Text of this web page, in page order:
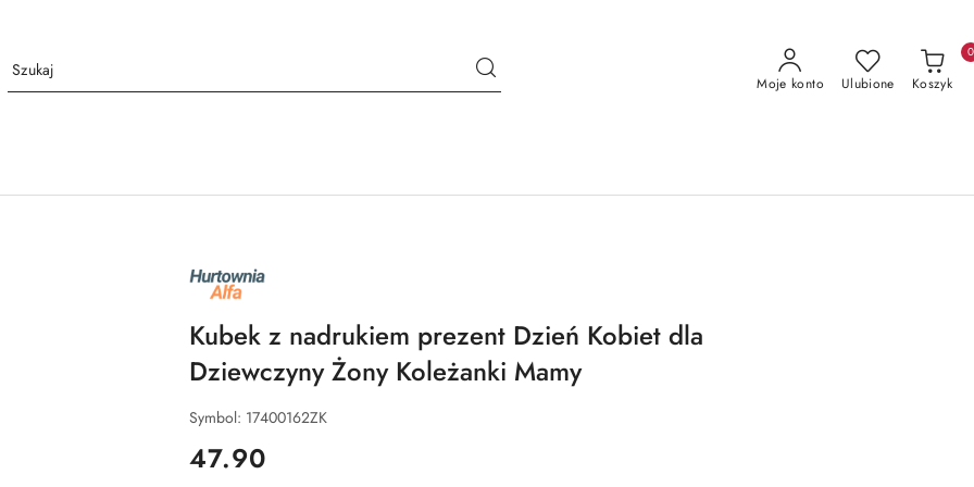
Moje konto Ulubione Koszyk
0
NAZWA
PRODUCENTA:
ALFA
Kubek z nadrukiem prezent Dzień Kobiet dla
Dziewczyny Żony Koleżanki Mamy
Symbol: 17400162ZK
cena:
47.90